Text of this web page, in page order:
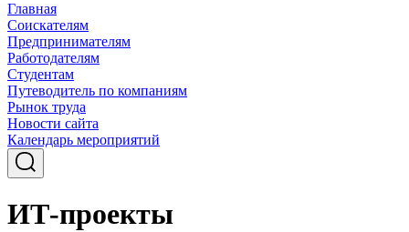
Главная
Соискателям
Предпринимателям
Работодателям
Студентам
Путеводитель по компаниям
Рынок труда
Новости сайта
Календарь мероприятий
ИТ-проекты